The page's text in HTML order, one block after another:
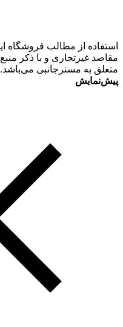
استفاده از مطالب فروشگاه
مقاصد غیرتجاری و با ذکر
متعلق به مسترجانبی می‌باشد. Copyright © 2012 - 2026
پیش‌نمایش